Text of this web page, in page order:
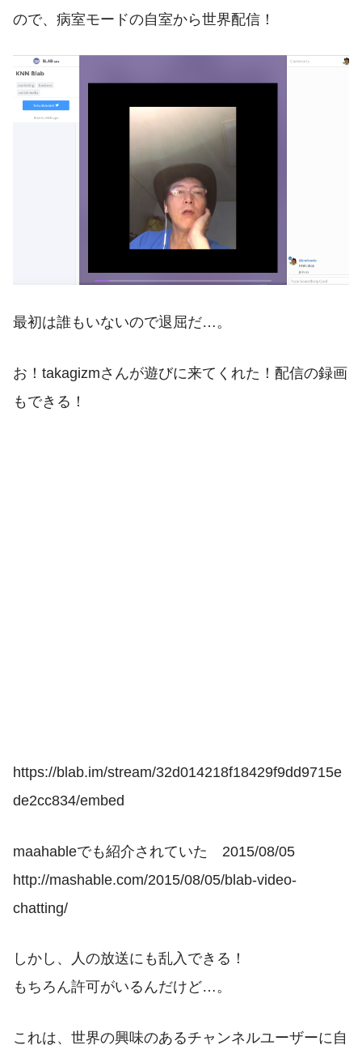
ので、病室モードの自室から世界配信！
最初は誰もいないので退屈だ…。
お！takagizmさんが遊びに来てくれた！配信の録画
もできる！
https://blab.im/stream/32d014218f18429f9dd9715e
de2cc834/embed
maahableでも紹介されていた 2015/08/05
http://mashable.com/2015/08/05/blab-video-
chatting/
しかし、人の放送にも乱入できる！
もちろん許可がいるんだけど…。
これは、世界の興味のあるチャンネルユーザーに自